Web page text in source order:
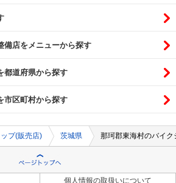
備店をメニューから探す
都道府県から探す
市区町村から探す
プ(販売店) 茨城県 那珂郡東海村のバイ
個人情報の取扱いについて